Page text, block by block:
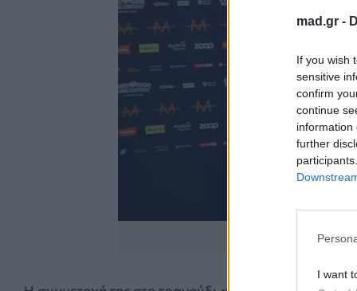
mad.gr -
If you wish
sensitive
confirm
continue
information
further
I want
https://